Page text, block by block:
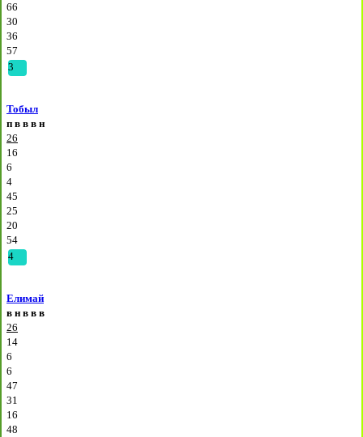
66
30
36
57
3
Тобыл
п в в в н
26
16
6
4
45
25
20
54
4
Елимай
в н в в в
26
14
6
6
47
31
16
48